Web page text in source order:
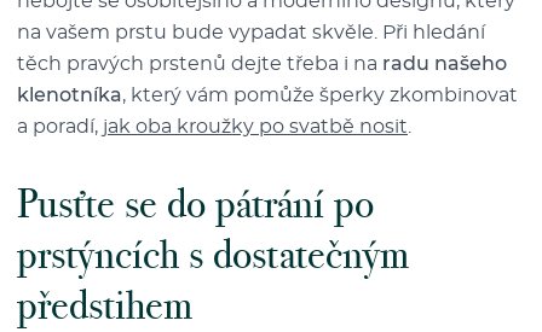
na vašem prstu bude vypadat skvěle. Při hledání
těch pravých prstenů dejte třeba i na radu našeho
klenotníka, který vám pomůže šperky zkombinovat
a poradí, jak oba kroužky po svatbě nosit
Pusťte se do pátrání po
prstýncích s dostatečným
předstihem